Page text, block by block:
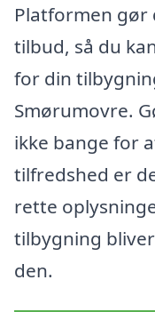
Platformen gør
tilbud, så du
for din
Smørumovre.
ikke bange for
tilfredshed er
rette
tilbygning
den.